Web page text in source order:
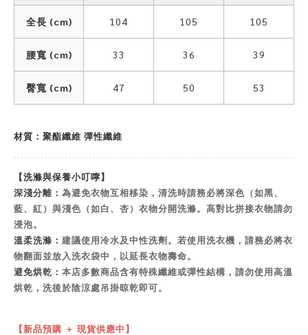
全長 (cm) 104 105 105
腰寬 (cm) 33 36 39
臀寬 (cm) 47 50 53
材質：聚酯纖維 彈性纖維
【洗滌與保養小叮嚀】
深淺分離： 為避免衣物互相移染，清洗時請務必將深色（如黑、
藍、紅）與淺色（如白、杏）衣物分開洗滌。高對比拼接衣物請勿
浸泡。
溫柔洗滌： 建議使用冷水及中性洗劑。若使用洗衣機，請務必將衣
物翻面並放入洗衣袋中，以延長衣物壽命。
避免烘乾： 本店多數商品含有特殊纖維或彈性結構，請勿使用高溫
烘乾，洗後於陰涼處吊掛晾乾即可。
【新品預購 ＋ 現貨供應中】